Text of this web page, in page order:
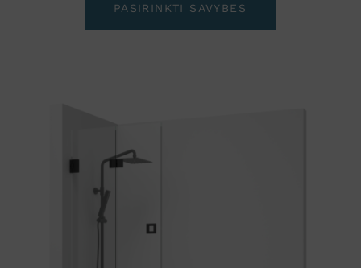
PASIRINKTI SAVYBES